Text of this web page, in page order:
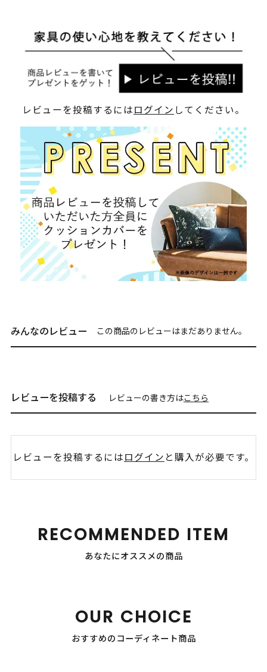
レビューを投稿するにはログイン してください。
みんなのレビュー この商品のレビューはまだありません。
レビューを投稿する レビューの書き方はこちら
レビューを投稿するにはログイン と購入が必要です。
RECOMMENDED ITEM
あなたにオススメの商品
OUR CHOICE
おすすめのコーディネート商品